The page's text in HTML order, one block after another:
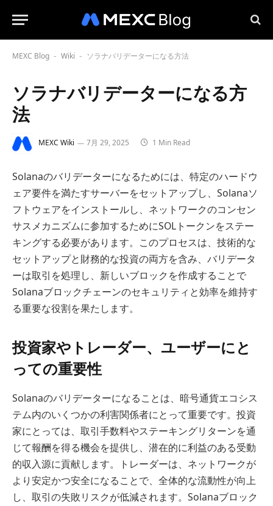
MEXC Blog - Wiki - ソラナバリデーターになる方法
ソラナバリデーターになる方
法
MEXC Wiki 7月 29, 2025 1 Min Read
Solanaのバリデーターになるためには、特定のハードウ
ェア要件を満たすサーバーをセットアップし、Solanaソ
フトウェアをインストールし、ネットワークのコンセン
サスメカニズムに参加するためにSOLトークンをステー
キングする必要があります。このプロセスは、技術的な
セットアップと財務的な投資の両方を含み、バリデータ
ーは取引を処理し、新しいブロックを作成することで
Solanaブロックチェーンのセキュリティと効率を維持す
る重要な役割を果たします。
投資家やトレーダー、ユーザーにと
っての重要性
Solanaのバリデーターになることは、暗号通貨エコシス
テム内のいくつかの利害関係者にとって重要です。投資
家にとっては、取引手数料やステーキングリターンを通
じて報酬を得る機会を提供し、潜在的に利益のある受動
的収入源に貢献します。トレーダーは、ネットワークが
より安定かつ安全になることで、全体的な流動性が向上
し、取引の失敗リスクが低減されます。Solanaブロック